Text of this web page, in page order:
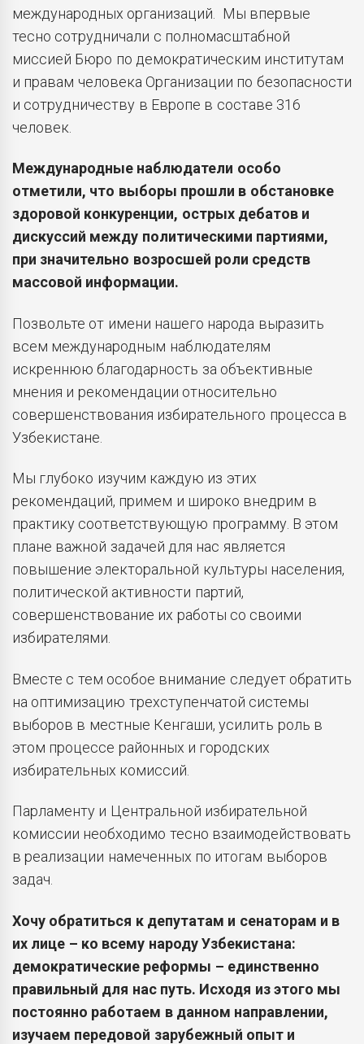
международных организаций. Мы впервые
тесно сотрудничали с полномасштабной
миссией Бюро по демократическим институтам
и правам человека Организации по безопасности
и сотрудничеству в Европе в составе 316
человек.
Международные наблюдатели особо
отметили, что выборы прошли в обстановке
здоровой конкуренции, острых дебатов и
дискуссий между политическими партиями,
при значительно возросшей роли средств
массовой информации.
Позвольте от имени нашего народа выразить
всем международным наблюдателям
искреннюю благодарность за объективные
мнения и рекомендации относительно
совершенствования избирательного процесса в
Узбекистане.
Мы глубоко изучим каждую из этих
рекомендаций, примем и широко внедрим в
практику соответствующую программу. В этом
плане важной задачей для нас является
повышение электоральной культуры населения,
политической активности партий,
совершенствование их работы со своими
избирателями.
Вместе с тем особое внимание следует обратить
на оптимизацию трехступенчатой системы
выборов в местные Кенгаши, усилить роль в
этом процессе районных и городских
избирательных комиссий.
Парламенту и Центральной избирательной
комиссии необходимо тесно взаимодействовать
в реализации намеченных по итогам выборов
задач.
Хочу обратиться к депутатам и сенаторам и в
их лице – ко всему народу Узбекистана:
демократические реформы – единственно
правильный для нас путь. Исходя из этого мы
постоянно работаем в данном направлении,
изучаем передовой зарубежный опыт и